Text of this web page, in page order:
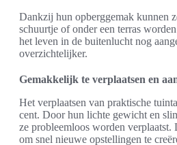
Dankzij hun opberggemak kunnen
schuurtje of onder een terras
het leven in de buitenlucht nog
overzichtelijker.
Gemakkelijk te verplaatsen en
Het verplaatsen van praktische
cent. Door hun lichte gewicht en
ze probleemloos worden
om snel nieuwe opstellingen te